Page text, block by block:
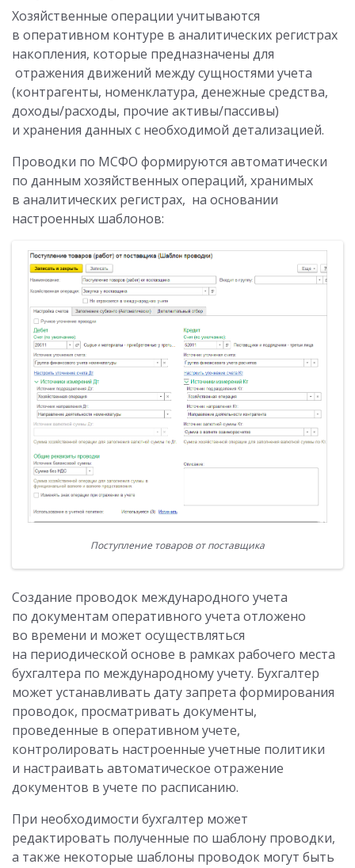
Хозяйственные операции учитываются
в оперативном контуре в аналитических регистрах
накопления, которые предназначены для
отражения движений между сущностями учета
(контрагенты, номенклатура, денежные средства,
доходы/расходы, прочие активы/пассивы)
и хранения данных с необходимой детализацией.
Проводки по МСФО формируются автоматически
по данным хозяйственных операций, хранимых
в аналитических регистрах, на основании
настроенных шаблонов:
Поступление товаров от поставщика
Создание проводок международного учета
по документам оперативного учета отложено
во времени и может осуществляться
на периодической основе в рамках рабочего места
бухгалтера по международному учету. Бухгалтер
может устанавливать дату запрета формирования
проводок, просматривать документы,
проведенные в оперативном учете,
контролировать настроенные учетные политики
и настраивать автоматическое отражение
документов в учете по расписанию.
При необходимости бухгалтер может
редактировать полученные по шаблону проводки,
а также некоторые шаблоны проводок могут быть